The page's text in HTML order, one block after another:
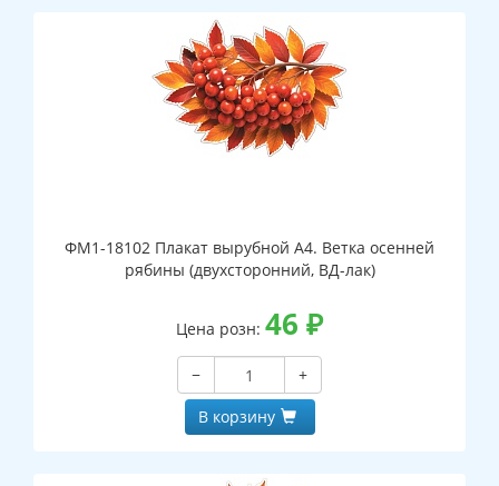
ФМ1-18102 Плакат вырубной А4. Ветка осенней
рябины (двухсторонний, ВД-лак)
Цена розн: 46 ₽
−
+
В корзину